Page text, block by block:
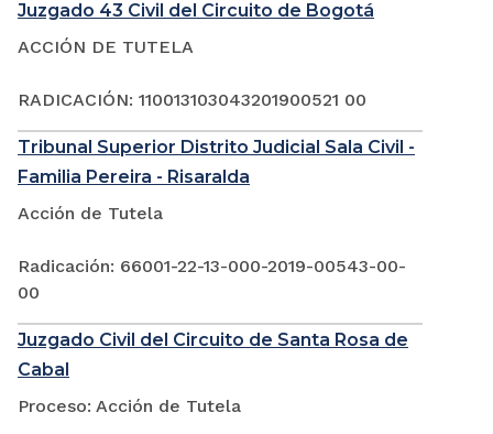
Juzgado 43 Civil del Circuito de Bogotá
ACCIÓN DE TUTELA
RADICACIÓN: 110013103043201900521 00
Tribunal Superior Distrito Judicial Sala Civil -
Familia Pereira - Risaralda
Acción de Tutela
Radicación: 66001-22-13-000-2019-00543-00-
00
Juzgado Civil del Circuito de Santa Rosa de
Cabal
Proceso: Acción de Tutela